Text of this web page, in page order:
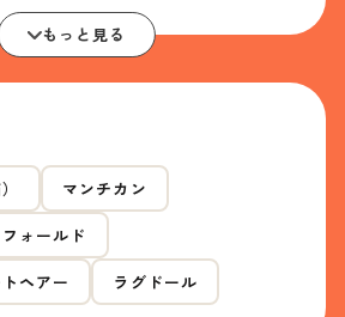
もっと見る
マンチカン
ォールド
ヘアー ラグドール